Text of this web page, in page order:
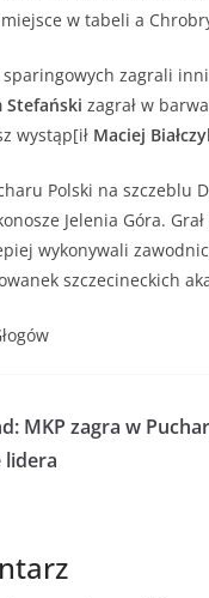
w tabeli a
zagrali inni
Stefański zagrał w
wystąp[ił Maciej
Polski na szczeblu
Jelenia Góra.
wykonywali
szczecineckich
MKP zagra w
lidera